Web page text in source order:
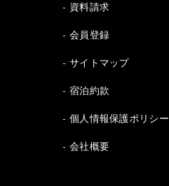
資料請求
会員登録
サイトマップ
宿泊約款
個人情報保護ポリシー
会社概要